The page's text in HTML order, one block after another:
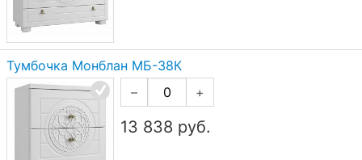
Тумбочка Монблан МБ-38К
–
+
13 838 руб.